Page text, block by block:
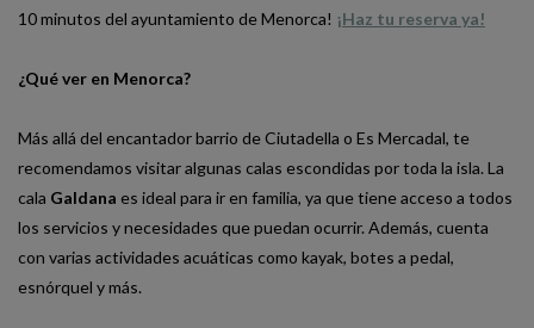
10 minutos del ayuntamiento de Menorca! ¡Haz tu reserva ya!
¿Qué ver en Menorca?
Más allá del encantador barrio de Ciutadella o Es Mercadal, te
recomendamos visitar algunas calas escondidas por toda la isla. La
cala Galdana es ideal para ir en familia, ya que tiene acceso a todos
los servicios y necesidades que puedan ocurrir. Además, cuenta
con varias actividades acuáticas como kayak, botes a pedal,
esnórquel y más.